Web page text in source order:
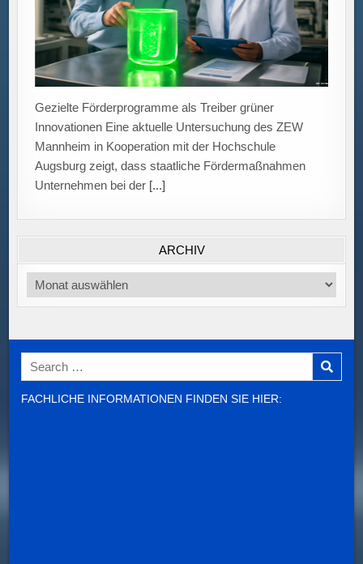
ARCHIV
Archiv
Search
for:
FACHLICHE INFORMATIONEN FINDEN SIE HIER: